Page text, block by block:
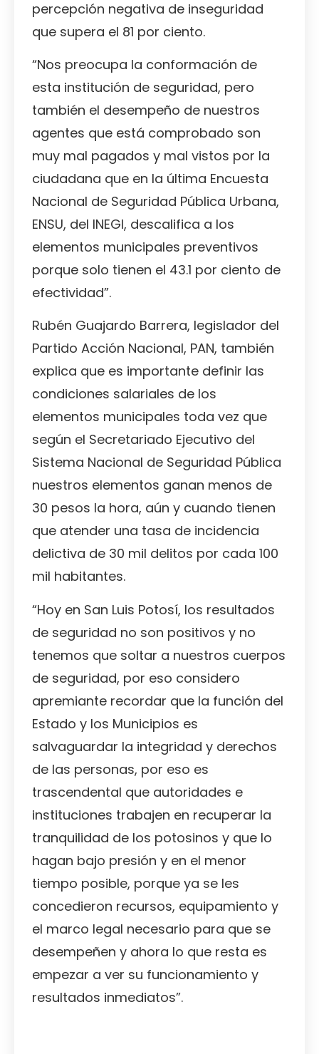
percepción negativa de inseguridad
que supera el 81 por ciento.
“Nos preocupa la conformación de
esta institución de seguridad, pero
también el desempeño de nuestros
agentes que está comprobado son
muy mal pagados y mal vistos por la
ciudadana que en la última Encuesta
Nacional de Seguridad Pública Urbana,
ENSU, del INEGI, descalifica a los
elementos municipales preventivos
porque solo tienen el 43.1 por ciento de
efectividad”.
Rubén Guajardo Barrera, legislador del
Partido Acción Nacional, PAN, también
explica que es importante definir las
condiciones salariales de los
elementos municipales toda vez que
según el Secretariado Ejecutivo del
Sistema Nacional de Seguridad Pública
nuestros elementos ganan menos de
30 pesos la hora, aún y cuando tienen
que atender una tasa de incidencia
delictiva de 30 mil delitos por cada 100
mil habitantes.
“Hoy en San Luis Potosí, los resultados
de seguridad no son positivos y no
tenemos que soltar a nuestros cuerpos
de seguridad, por eso considero
apremiante recordar que la función del
Estado y los Municipios es
salvaguardar la integridad y derechos
de las personas, por eso es
trascendental que autoridades e
instituciones trabajen en recuperar la
tranquilidad de los potosinos y que lo
hagan bajo presión y en el menor
tiempo posible, porque ya se les
concedieron recursos, equipamiento y
el marco legal necesario para que se
desempeñen y ahora lo que resta es
empezar a ver su funcionamiento y
resultados inmediatos”.